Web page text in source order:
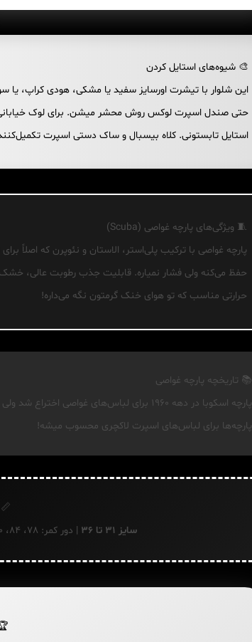
🎨 شیوه‌های استایل کردن
این شلوار با تیشرت اورسایز سفید یا مشکی، هودی کراپ،
حتی صندل اسپرت لوکس روش محشر میشن. برای لوک خیابانی،
استایل تابستونی. کلاه بیسبال و ساک دستی اسپرت
🧵 ویژگی‌های پارچه غواصی (Scuba)
پارچه غواصی با ترکیب پلی‌استر، الاستان و نئوپرن که
حفظ می‌کنه ولی فشار نمیاره. قابلیت جذب رطوبت عالی،
حرارتی مناسب که تو هوای خنک گرمتون نگه می‌داره!
📚 تاریخچه پارچه غواصی
پارچه اسکوبا در دهه ۱۹۶۰ برای لباس‌های
پارچه‌ها برای لباس‌های اسپرت لاکچری محسوب میشه!
سایز 31 تا 36
| دور کمر: 78، 84، 90، 94، 98 سانتیمتر | کمر کاملاً کشی برای فیت عالی